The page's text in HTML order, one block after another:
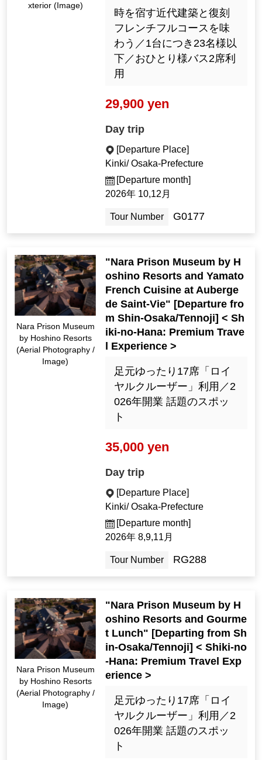
xterior (Image)
時を宿す近代建築と復刻
フレンチフルコースを味
わう／1台につき23名様以
下／おひとり様バス2席利
用
29,900 yen
Day trip
[Departure Place]
Kinki/ Osaka-Prefecture
[Departure month]
2026年 10,12月
Tour Number G0177
Nara Prison Museum
by Hoshino Resorts
(Aerial Photography /
Image)
"Nara Prison Museum by H
oshino Resorts and Yamato
French Cuisine at Auberge
de Saint-Vie" [Departure fro
m Shin-Osaka/Tennoji] < Sh
iki-no-Hana: Premium Trave
l Experience >
足元ゆったり17席「ロイ
ヤルクルーザー」利用／2
026年開業 話題のスポッ
ト
35,000 yen
Day trip
[Departure Place]
Kinki/ Osaka-Prefecture
[Departure month]
2026年 8,9,11月
Tour Number RG288
Nara Prison Museum
by Hoshino Resorts
(Aerial Photography /
Image)
"Nara Prison Museum by H
oshino Resorts and Gourme
t Lunch" [Departing from Sh
in-Osaka/Tennoji] < Shiki-no
-Hana: Premium Travel Exp
erience >
足元ゆったり17席「ロイ
ヤルクルーザー」利用／2
026年開業 話題のスポッ
ト